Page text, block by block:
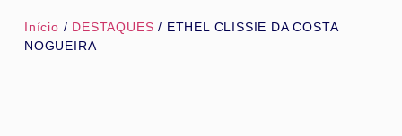
Início / DESTAQUES / ETHEL CLISSIE DA COSTA
NOGUEIRA